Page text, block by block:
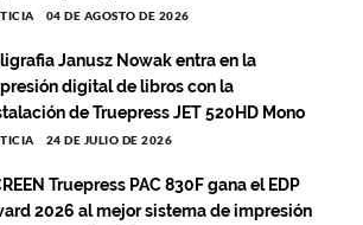
04 DE AGOSTO DE 2026
Janusz Nowak entra en la
digital de libros con la
de Truepress JET 520HD Mono
24 DE JULIO DE 2026
Truepress PAC 830F gana el EDP
2026 al mejor sistema de impresión